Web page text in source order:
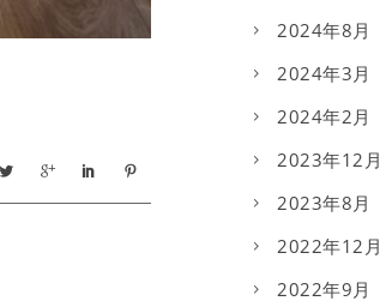
2024年8月
2024年3月
2024年2月
2023年12月
2023年8月
2022年12月
2022年9月